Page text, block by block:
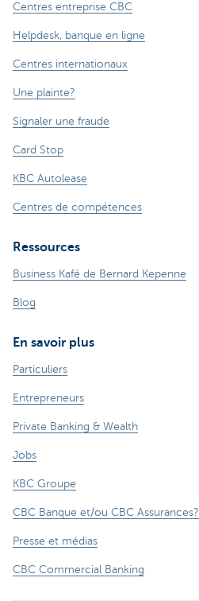
Centres entreprise CBC
Helpdesk, banque en ligne
Centres internationaux
Une plainte?
Signaler une fraude
Card Stop
KBC Autolease
Centres de compétences
Ressources
Business Kafé de Bernard Kepenne
Blog
En savoir plus
Particuliers
Entrepreneurs
Private Banking & Wealth
Jobs
KBC Groupe
CBC Banque et/ou CBC Assurances?
Presse et médias
CBC Commercial Banking